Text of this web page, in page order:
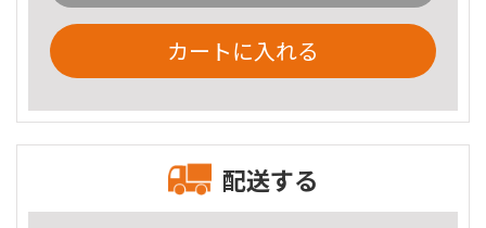
カートに入れる
配送する